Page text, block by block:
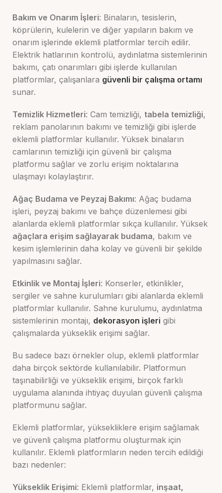
Bakım ve Onarım İşleri: Binaların, tesislerin,
köprülerin, kulelerin ve diğer yapıların bakım ve
onarım işlerinde eklemli platformlar tercih edilir.
Elektrik hatlarının kontrolü, aydınlatma sistemlerinin
bakımı, çatı onarımları gibi işlerde kullanılan
platformlar, çalışanlara güvenli bir çalışma ortamı
sunar.
Temizlik Hizmetleri: Cam temizliği, tabela temizliği,
reklam panolarının bakımı ve temizliği gibi işlerde
eklemli platformlar kullanılır. Yüksek binaların
camlarının temizliği için güvenli bir çalışma
platformu sağlar ve zorlu erişim noktalarına
ulaşmayı kolaylaştırır.
Ağaç Budama ve Peyzaj Bakımı: Ağaç budama
işleri, peyzaj bakımı ve bahçe düzenlemesi gibi
alanlarda eklemli platformlar sıkça kullanılır. Yüksek
ağaçlara erişim sağlayarak budama, bakım ve
kesim işlemlerinin daha kolay ve güvenli bir şekilde
yapılmasını sağlar.
Etkinlik ve Montaj İşleri: Konserler, etkinlikler,
sergiler ve sahne kurulumları gibi alanlarda eklemli
platformlar kullanılır. Sahne kurulumu, aydınlatma
sistemlerinin montajı, dekorasyon işleri gibi
çalışmalarda yükseklik erişimi sağlar.
Bu sadece bazı örnekler olup, eklemli platformlar
daha birçok sektörde kullanılabilir. Platformun
taşınabilirliği ve yükseklik erişimi, birçok farklı
uygulama alanında ihtiyaç duyulan güvenli çalışma
platformunu sağlar.
Eklemli platformlar, yüksekliklere erişim sağlamak
ve güvenli çalışma platformu oluşturmak için
kullanılır. Eklemli platformların neden tercih edildiği
bazı nedenler:
Yükseklik Erişimi: Eklemli platformlar, inşaat,